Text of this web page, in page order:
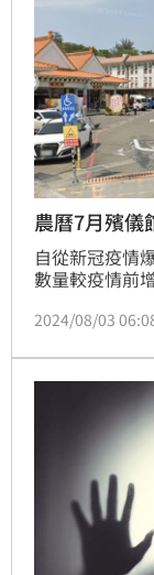
農曆7月殯儀
自從新冠疫情
數量較疫情前
俗，因此許多
辦喪事的景行
2024/08/03